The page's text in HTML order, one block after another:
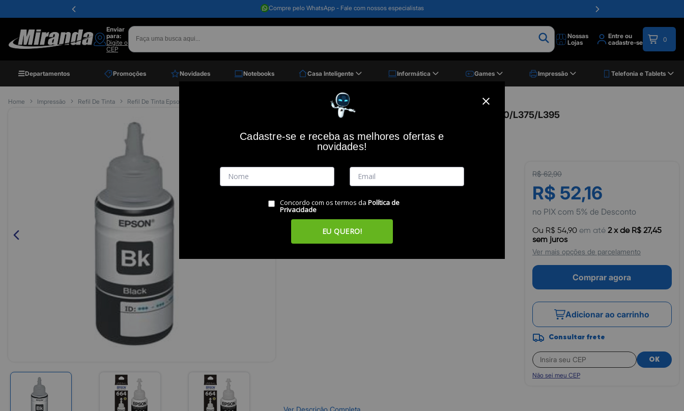
Compre pelo WhatsApp - Fale com nossos especialistas
Enviar
para:
Digite o
CEP
Nossas
Lojas
Entre ou
cadastre-se
0
Departamentos Promoções Novidades Notebooks Casa Inteligente Informática Games Impressão Telefonia e Tablets
Home Impressão Refil De Tinta Refil De Tinta Epson T664120 Preto 70ml L120/L200/L375/L395
R$ 62,90
R$ 52,16
no PIX com 5% de Desconto
Ou R$ 54,90em até 2 x de R$ 27,45
sem juros
Ver mais opções de parcelamento
Comprar agora
Adicionar ao carrinho
Consultar frete
OK
Não sei meu CEP
Refil de tinta EPSON T664120 preto 70ml L120/L200/L375/L395
Código: 27400
(0)
Vendido e Entregue por:Miranda
RESUMO DO PRODUTO
Ver Descrição Completa
Cadastre-se e receba as melhores ofertas e
novidades!
Concordo com os termos da Política de
Privacidade
EU QUERO!